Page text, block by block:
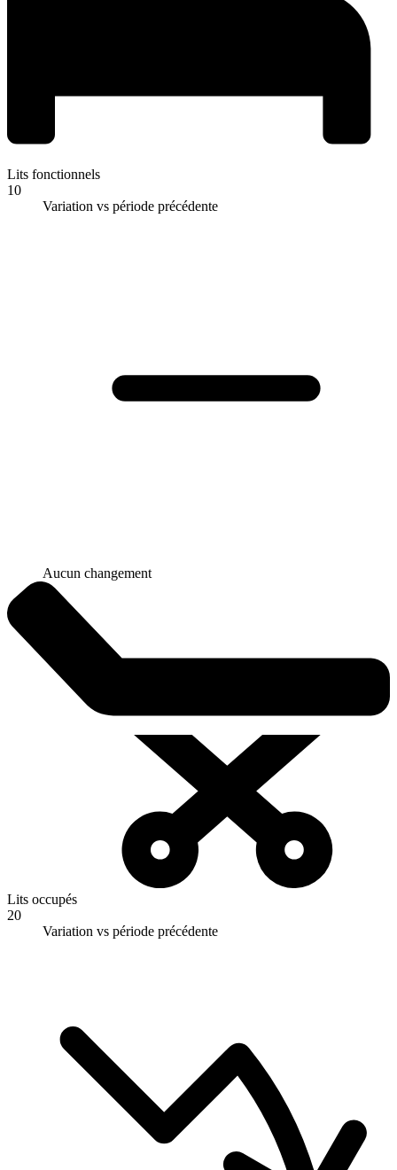
Lits fonctionnels
10
Variation vs période précédente
Aucun changement
Lits occupés
20
Variation vs période précédente